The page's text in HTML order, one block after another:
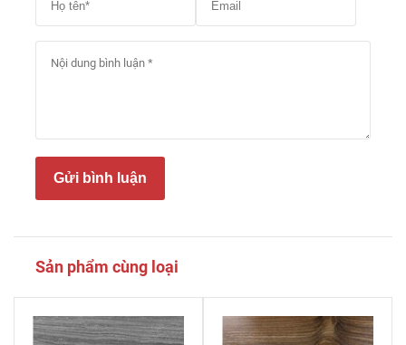
Gửi bình luận
Sản phẩm cùng loại